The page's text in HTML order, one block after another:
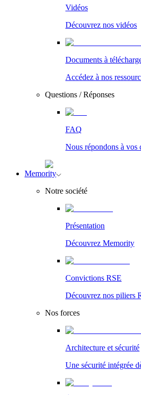
Vidéos
Découvrez nos vidéos
Documents à
Accédez à nos
Questions / Réponses
FAQ
Nous répondons à vos
Memority
Notre société
Présentation
Découvrez Memority
Convictions RSE
Découvrez nos piliers
Nos forces
Architecture et sécurité
Une sécurité intégrée